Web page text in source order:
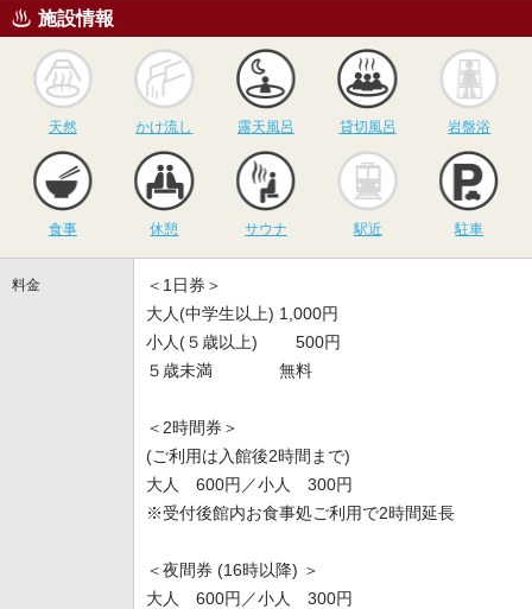
施設情報
天然
かけ流し
かけ流し
露天風呂
露天風呂
貸切風呂
貸切風呂 岩盤浴
食事 休憩
サウナ
サウナ 駅近 駐車
料金
＜1日券＞
大人(中学生以上) 1,000円
小人(５歳以上) 500円
５歳未満 無料
＜2時間券＞
(ご利用は入館後2時間まで)
大人 600円／小人 300円
※受付後館内お食事処ご利用で2時間延長
＜夜間券 (16時以降) ＞
大人 600円／小人 300円